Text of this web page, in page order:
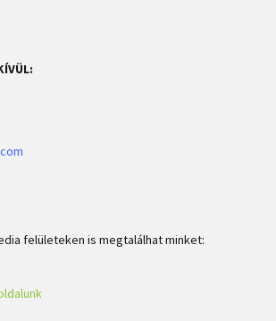
felületeken is megtalálhat minket: